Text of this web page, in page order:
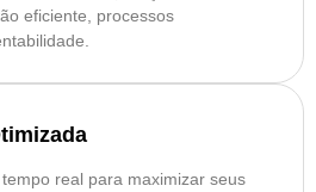
eficiente, processos
real para maximizar seus